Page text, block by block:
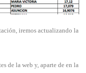
iremos actualizando la
de la web y, aparte de en la